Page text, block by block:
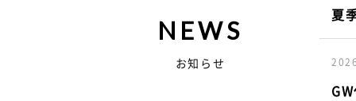
NEWS
お知らせ
夏